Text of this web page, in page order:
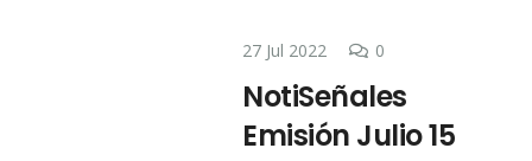
27 Jul 2022 0
NotiSeñales
Emisión Julio 15